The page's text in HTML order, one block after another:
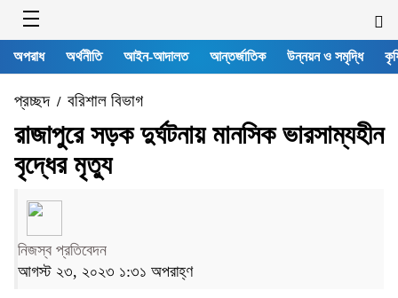
অপরাধ অর্থনীতি আইন-আদালত আন্তর্জাতিক উন্নয়ন ও সমৃদ্ধি
প্রচ্ছদ/ বরিশাল বিভাগ
রাজাপুরে সড়ক দুর্ঘটনায় মানসিক ভারসাম্যহীন
বৃদ্ধের মৃত্যু
নিজস্ব প্রতিবেদন
আগস্ট ২৩, ২০২৩ ১:৩১ অপরাহ্ণ